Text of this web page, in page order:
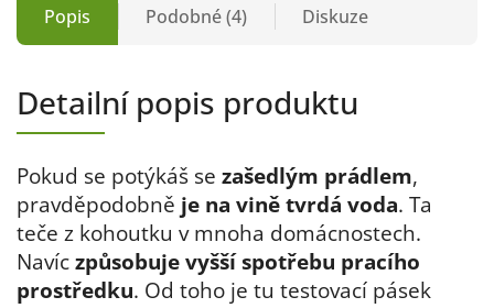
Popis Podobné (4) Diskuze
Detailní popis produktu
Pokud se potýkáš se zašedlým prádlem,
pravděpodobně je na vině tvrdá voda. Ta
teče z kohoutku v mnoha domácnostech.
Navíc způsobuje vyšší spotřebu pracího
prostředku. Od toho je tu testovací pásek